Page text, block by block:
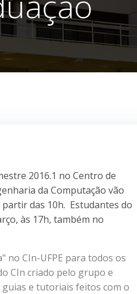
2016.1 no Centro de
da Computação vão
das 10h. Estudantes do
às 17h, também no
no CIn-UFPE para todos os
CIn criado pelo grupo e
e tutoriais feitos com o